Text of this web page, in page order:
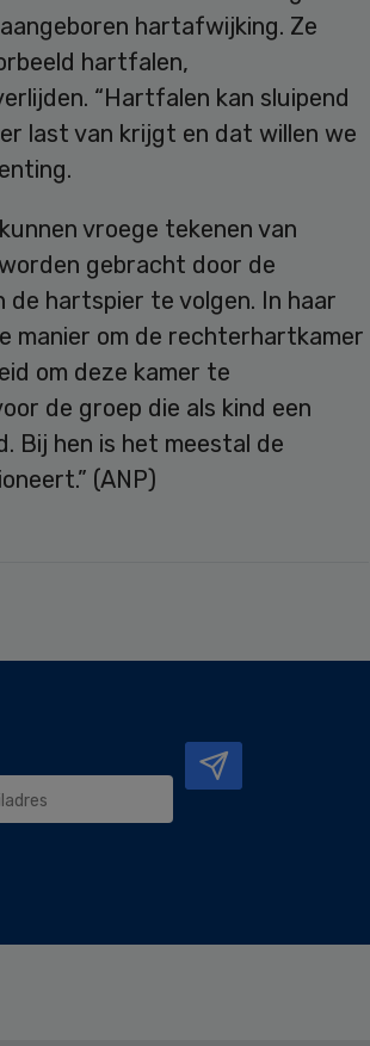
hartafwijking. Ze
hartfalen,
“Hartfalen kan sluipend
last van krijgt en dat willen we
vroege tekenen van
gebracht door de
de hartspier te volgen. In haar
manier om de rechterhartkamer
om deze kamer te
de groep die als kind een
Bij hen is het meestal de
(ANP)